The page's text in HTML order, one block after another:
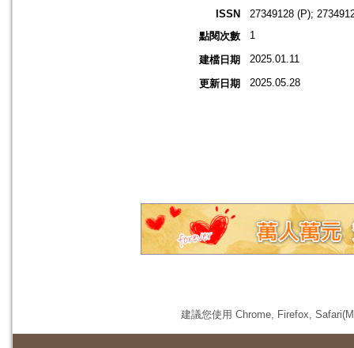
ISSN
27349128 (P);
點閱次數
1
建檔日期 2025.01.11
更新日期 2025.05.28
建議您使用 Chrome, Firefox,